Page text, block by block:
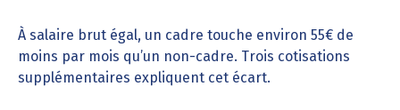
À salaire brut égal, un cadre touche environ 55€ de
moins par mois qu’un non-cadre. Trois cotisations
supplémentaires expliquent cet écart.